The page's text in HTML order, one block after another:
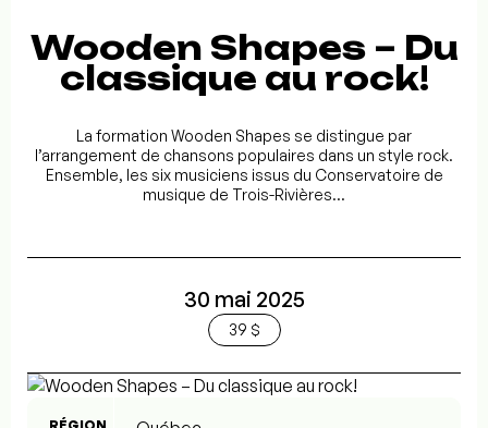
Wooden Shapes – Du
classique au rock!
La formation Wooden Shapes se distingue par
l’arrangement de chansons populaires dans un style rock.
Ensemble, les six musiciens issus du Conservatoire de
musique de Trois-Rivières...
30 mai 2025
39 $